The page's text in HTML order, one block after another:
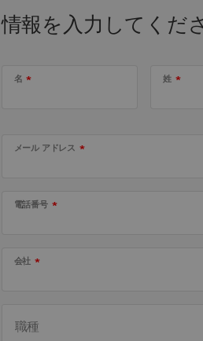
情報を入力してくだ
名 姓
メール アドレス
電話番号
会社